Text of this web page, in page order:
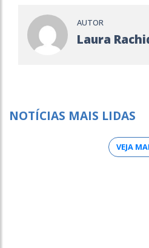
AUTOR
Laura
NOTÍCIAS MAIS LIDAS
VEJA